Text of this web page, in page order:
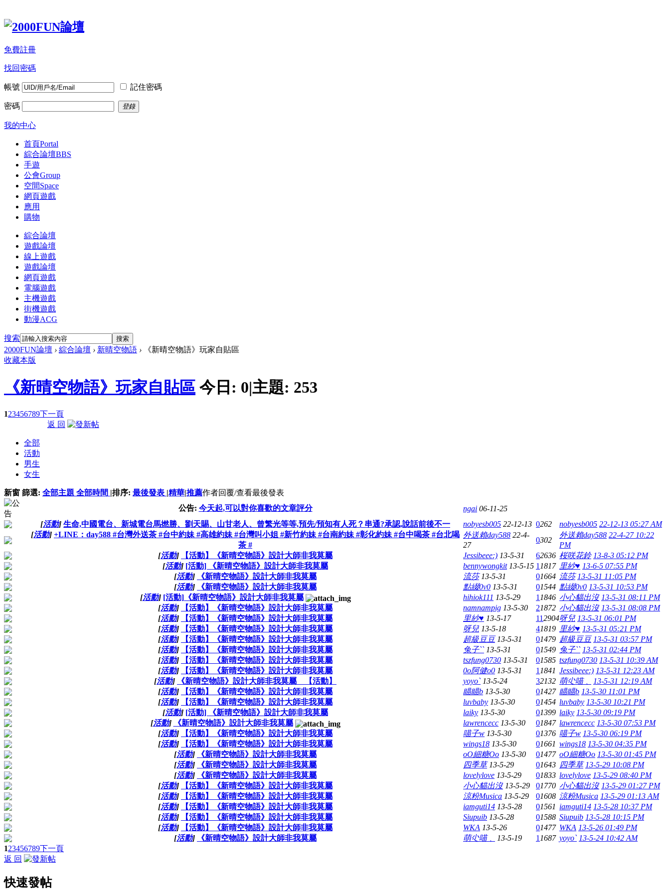
免費註冊
找回密碼
帳號 記住密碼
密碼 登錄
我的中心
首頁Portal
綜合論壇BBS
手遊
公會Group
空間Space
網頁遊戲
應用
購物
綜合論壇
遊戲論壇
線上遊戲
遊戲論壇
網頁遊戲
電腦遊戲
主機遊戲
街機遊戲
動漫ACG
搜索 搜索
2000FUN論壇 › 綜合論壇 › 新晴空物語 › 《新晴空物語》玩家自貼區
收藏本版
《新晴空物語》玩家自貼區 今日: 0|主題: 253
123456789下一頁
返 回
全部
活動
男生
女生
新窗 篩選: 全部主題 全部時間 |排序: 最後發表 |精華|推薦作者回覆/查看最後發表
公告: 今天起,可以對你喜歡的文章評分 ngai 06-11-25
[活動] 生命,中國電台、新城電台馬撚勝、劉天賜、山甘老人、曾繁光等等,預先/預知有人死？串通?承認,說話前後不一 nobyesb005 22-12-13 0262 nobyesb005 22-12-13 05:27 AM
[活動] +LINE：day588 #台灣外送茶 #台中約妹 #高雄約妹 #台灣叫小姐 #新竹約妹 #台南約妹 #彰化約妹 #台中喝茶 #台北喝
茶 #
外送賴day588 22-4-
27
0302
外送賴day588 22-4-27 10:22
PM
[活動] 【活動】《新晴空物語》設計大師非我莫屬 Jessibeee:) 13-5-31 62636 桜咲花鈴 13-8-3 05:12 PM
[活動] [活動] 《新晴空物語》設計大師非我莫屬 bennywongkit 13-5-15 1 1817 里紗♥ 13-6-5 07:55 PM
[活動] 《新晴空物語》設計大師非我莫屬 流莎 13-5-31 01664 流莎 13-5-31 11:05 PM
[活動] 《新晴空物語》設計大師非我莫屬 點綴0v0 13-5-31 01544 點綴0v0 13-5-31 10:53 PM
[活動] [活動]《新晴空物語》設計大師非我莫屬 hihiok111 13-5-29 1 1846 小心貓出沒 13-5-31 08:11 PM
[活動] 【活動】《新晴空物語》設計大師非我莫屬 namnampig 13-5-30 21872 小心貓出沒 13-5-31 08:08 PM
[活動] 【活動】《新晴空物語》設計大師非我莫屬 里紗♥ 13-5-17 112904呀兒 13-5-31 06:01 PM
[活動] 【活動】《新晴空物語》設計大師非我莫屬 呀兒 13-5-18 41819 里紗♥ 13-5-31 05:21 PM
[活動] 【活動】《新晴空物語》設計大師非我莫屬 超級豆豆 13-5-31 01479 超級豆豆 13-5-31 03:57 PM
[活動] 【活動】《新晴空物語》設計大師非我莫屬 兔子`` 13-5-31 01549 兔子`` 13-5-31 02:44 PM
[活動] 【活動】《新晴空物語》設計大師非我莫屬 tszfung0730 13-5-31 01585 tszfung0730 13-5-31 10:39 AM
[活動] 【活動】《新晴空物語》設計大師非我莫屬 0o阿健o0 13-5-31 1 1841 Jessibeee:) 13-5-31 12:23 AM
[活動] 《新晴空物語》設計大師非我莫屬 【活動】 yoyo` 13-5-24 32132 萌尐喵﹑
13-5-31 12:19 AM
[活動] 【活動】《新晴空物語》設計大師非我莫屬 瞄瞄b 13-5-30 01427 瞄瞄b 13-5-30 11:01 PM
[活動] 【活動】《新晴空物語》設計大師非我莫屬 luvbaby 13-5-30 01454 luvbaby 13-5-30 10:21 PM
[活動] [活動] 《新晴空物語》設計大師非我莫屬 laiky 13-5-30 01399 laiky 13-5-30 09:19 PM
[活動] 《新晴空物語》設計大師非我莫屬 lawrencecc 13-5-30 01847 lawrencecc 13-5-30 07:53 PM
[活動] 【活動】《新晴空物語》設計大師非我莫屬 喵子w 13-5-30 01376 喵子w 13-5-30 06:19 PM
[活動] 【活動】《新晴空物語》設計大師非我莫屬 wings18 13-5-30 01661 wings18 13-5-30 04:35 PM
[活動] 《新晴空物語》設計大師非我莫屬 oO細糖Oo 13-5-30 01477 oO細糖Oo 13-5-30 01:45 PM
[活動] 《新晴空物語》設計大師非我莫屬 四季草 13-5-29 01643 四季草 13-5-29 10:08 PM
[活動] 《新晴空物語》設計大師非我莫屬 lovelylove 13-5-29 01833 lovelylove 13-5-29 08:40 PM
[活動] 【活動】《新晴空物語》設計大師非我莫屬 小心貓出沒 13-5-29 01770 小心貓出沒 13-5-29 01:27 PM
[活動] 【活動】《新晴空物語》設計大師非我莫屬 涼粉Musica 13-5-29 01608 涼粉Musica 13-5-29 01:13 AM
[活動] 【活動】《新晴空物語》設計大師非我莫屬 iamguti14 13-5-28 01561 iamguti14 13-5-28 10:37 PM
[活動] 【活動】《新晴空物語》設計大師非我莫屬 Siupuib 13-5-28 01588 Siupuib 13-5-28 10:15 PM
[活動] 【活動】《新晴空物語》設計大師非我莫屬 WKA 13-5-26 01477 WKA 13-5-26 01:49 PM
[活動] 《新晴空物語》設計大師非我莫屬 萌尐喵﹑ 13-5-19 1 1687 yoyo` 13-5-24 10:42 AM
123456789下一頁
返 回
快速發帖